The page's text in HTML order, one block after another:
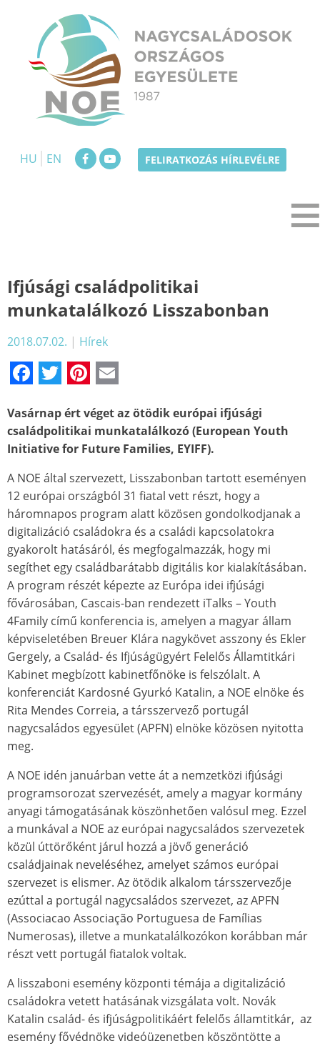
content
HU
EN FELIRATKOZÁS HÍRLEVÉLRE
Ifjúsági családpolitikai
munkatalálkozó Lisszabonban
2018.07.02. | Hírek
Facebook
TwitterPinterest
Vasárnap ért véget az ötödik európai ifjúsági
családpolitikai munkatalálkozó (European Youth
Initiative for Future Families, EYIFF).
A NOE által szervezett, Lisszabonban tartott eseményen
12 európai országból 31 fiatal vett részt, hogy a
háromnapos program alatt közösen gondolkodjanak a
digitalizáció családokra és a családi kapcsolatokra
gyakorolt hatásáról, és megfogalmazzák, hogy mi
segíthet egy családbarátabb digitális kor kialakításában.
A program részét képezte az Európa idei ifjúsági
fővárosában, Cascais-ban rendezett iTalks – Youth
4Family című konferencia is, amelyen a magyar állam
képviseletében Breuer Klára nagykövet asszony és Ekler
Gergely, a Család- és Ifjúságügyért Felelős Államtitkári
Kabinet megbízott kabinetfőnöke is felszólalt. A
konferenciát Kardosné Gyurkó Katalin, a NOE elnöke és
Rita Mendes Correia, a társszervező portugál
nagycsaládos egyesület (APFN) elnöke közösen nyitotta
meg.
A NOE idén januárban vette át a nemzetközi ifjúsági
programsorozat szervezését, amely a magyar kormány
anyagi támogatásának köszönhetően valósul meg. Ezzel
a munkával a NOE az európai nagycsaládos szervezetek
közül úttörőként járul hozzá a jövő generáció
családjainak neveléséhez, amelyet számos európai
szervezet is elismer. Az ötödik alkalom társszervezője
ezúttal a portugál nagycsaládos szervezet, az APFN
(Associacao Associação Portuguesa de Famílias
Numerosas), illetve a munkatalálkozókon korábban már
részt vett portugál fiatalok voltak.
A lisszaboni esemény központi témája a digitalizáció
családokra vetett hatásának vizsgálata volt. Novák
Katalin család- és ifjúságpolitikáért felelős államtitkár, az
esemény fővédnöke videóüzenetben köszöntötte a